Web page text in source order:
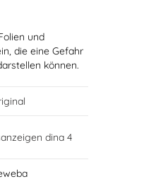
und
die eine Gefahr
können.
dina 4